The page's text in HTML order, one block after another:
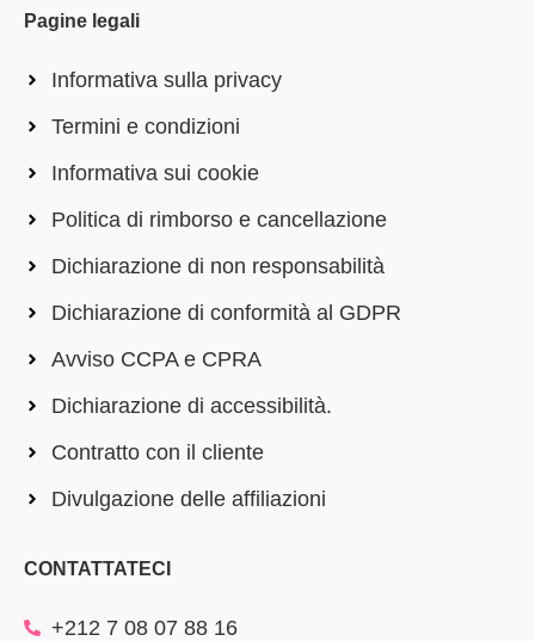
Pagine legali
Informativa sulla privacy
Termini e condizioni
Informativa sui cookie
Politica di rimborso e cancellazione
Dichiarazione di non responsabilità
Dichiarazione di conformità al GDPR
Avviso CCPA e CPRA
Dichiarazione di accessibilità.
Contratto con il cliente
Divulgazione delle affiliazioni
CONTATTATECI
+212 7 08 07 88 16